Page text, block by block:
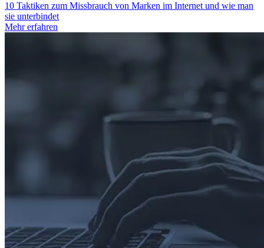
10 Taktiken zum Missbrauch von Marken im Internet und wie man
sie unterbindet
Mehr erfahren